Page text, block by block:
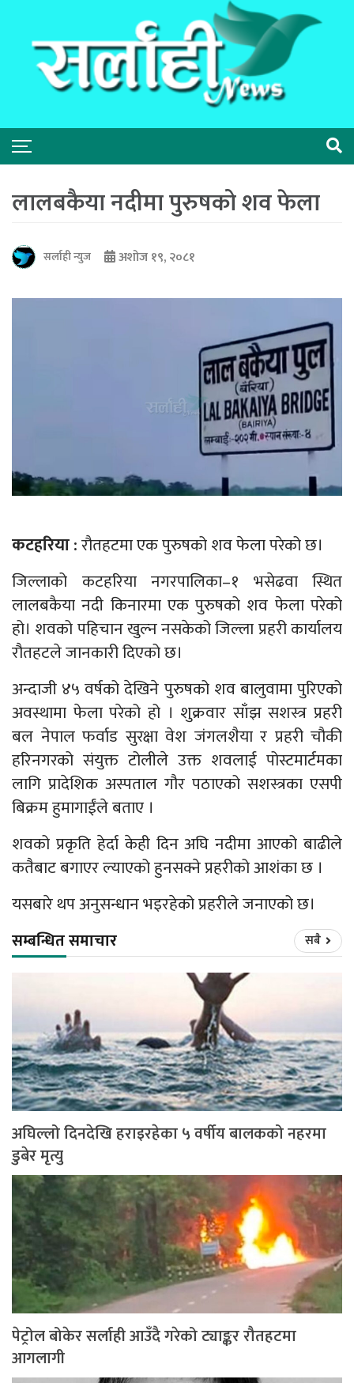
लालबकैया नदीमा पुरुषको शव फेला
सर्लाही न्युज अशोज १९, २०८१
कटहरिया :रौतहटमा एक पुरुषको शव फेला परेको छ।
जिल्लाको कटहरिया नगरपालिका–१ भसेढवा स्थित
लालबकैया नदी किनारमा एक पुरुषको शव फेला परेको
हो। शवको पहिचान खुल्न नसकेको जिल्ला प्रहरी कार्यालय
रौतहटले जानकारी दिएको छ।
अन्दाजी ४५ वर्षको देखिने पुरुषको शव बालुवामा पुरिएको
अवस्थामा फेला परेको हो । शुक्रवार साँझ सशस्त्र प्रहरी
बल नेपाल फर्वाड सुरक्षा वेश जंगलशैया र प्रहरी चौकी
हरिनगरको संयुक्त टोलीले उक्त शवलाई पोस्टमार्टमका
लागि प्रादेशिक अस्पताल गौर पठाएको सशस्त्रका एसपी
बिक्रम हुमागाईंले बताए ।
शवको प्रकृति हेर्दा केही दिन अघि नदीमा आएको बाढीले
कतैबाट बगाएर ल्याएको हुनसक्ने प्रहरीको आशंका छ ।
यसबारे थप अनुसन्धान भइरहेको प्रहरीले जनाएको छ।
सम्बन्धित समाचार सबै
अघिल्लो दिनदेखि हराइरहेका ५ वर्षीय बालकको नहरमा
डुबेर मृत्यु
पेट्रोल बोकेर सर्लाही आउँदै गरेको ट्याङ्कर रौतहटमा
आगलागी